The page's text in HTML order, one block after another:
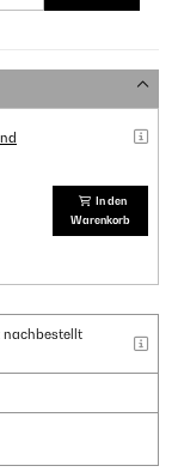
In den
Warenkorb
nachbestellt